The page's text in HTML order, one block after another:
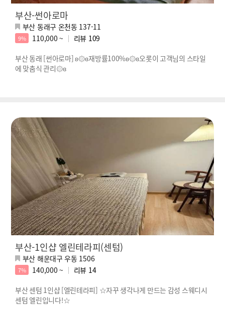
부산-썬아로마
부산 동래구 온천동 137-11
9% 110,000 ~ 리뷰 109
부산 동래 [썬아로마] ʚ۞ɞ재방률100%ʚ۞ɞ오롯이 고객님의 스타일
에 맞춤식 관리۞ɞ
부산-1인샵 엘린테라피(센텀)
부산 해운대구 우동 1506
7% 140,000 ~ 리뷰 14
부산 센텀 1인샵 [엘린테라피] ☆자꾸 생각나게 만드는 감성 스웨디시
센텀 엘린입니다!☆